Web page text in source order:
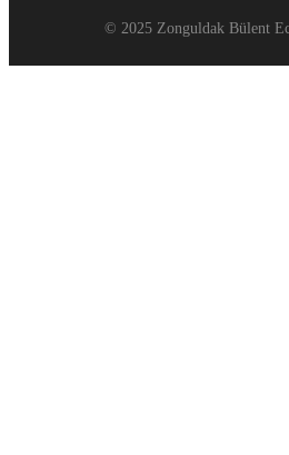
© 2025 Zonguldak Bülent